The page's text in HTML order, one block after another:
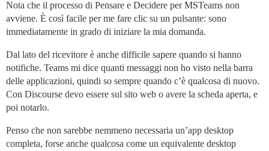
Nota che il processo di Pensare e Decidere per MSTeams non
avviene. È così facile per me fare clic su un pulsante: sono
immediatamente in grado di iniziare la mia domanda.
Dal lato del ricevitore è anche difficile sapere quando si hanno
notifiche. Teams mi dice quanti messaggi non ho visto nella barra
delle applicazioni, quindi so sempre quando c’è qualcosa di nuovo.
Con Discourse devo essere sul sito web o avere la scheda aperta, e
poi notarlo.
Penso che non sarebbe nemmeno necessaria un’app desktop
completa, forse anche qualcosa come un equivalente desktop